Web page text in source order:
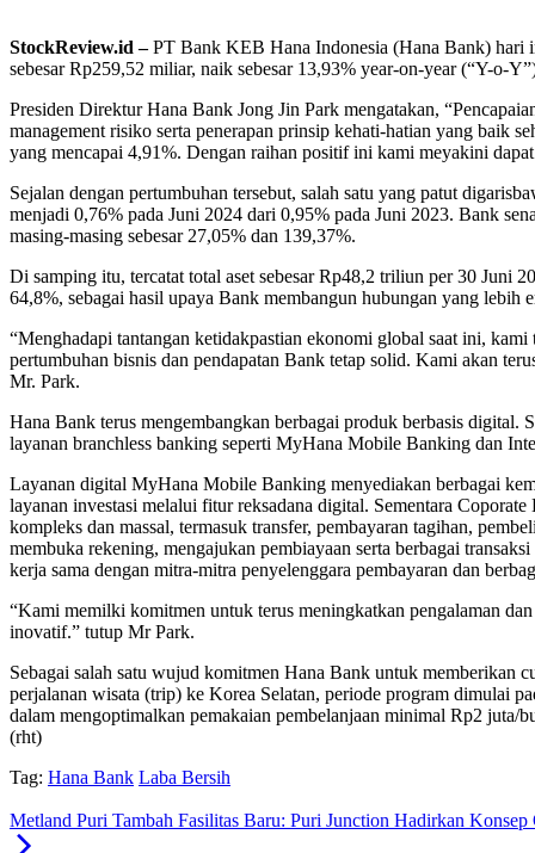
StockReview.id –PT Bank KEB Hana Indonesia (Hana Bank) hari
sebesar Rp259,52 miliar, naik sebesar 13,93% year-on-year (“Y-o-
Presiden Direktur Hana Bank Jong Jin Park mengatakan,
management risiko serta penerapan prinsip kehati-hatian yang baik
yang mencapai 4,91%. Dengan raihan positif ini kami meyakini
Sejalan dengan pertumbuhan tersebut, salah satu yang patut
menjadi 0,76% pada Juni 2024 dari 0,95% pada Juni 2023. Bank
masing-masing sebesar 27,05% dan 139,37%.
Di samping itu, tercatat total aset sebesar Rp48,2 triliun per 30
64,8%, sebagai hasil upaya Bank membangun hubungan yang lebih
“Menghadapi tantangan ketidakpastian ekonomi global saat ini,
pertumbuhan bisnis dan pendapatan Bank tetap solid. Kami akan
Mr. Park.
Hana Bank terus mengembangkan berbagai produk berbasis
layanan branchless banking seperti MyHana Mobile Banking dan
Layanan digital MyHana Mobile Banking menyediakan berbagai
layanan investasi melalui fitur reksadana digital. Sementara
kompleks dan massal, termasuk transfer, pembayaran tagihan,
membuka rekening, mengajukan pembiayaan serta berbagai
kerja sama dengan mitra-mitra penyelenggara pembayaran dan
“Kami memilki komitmen untuk terus meningkatkan pengalaman
inovatif.” tutup Mr Park.
Sebagai salah satu wujud komitmen Hana Bank untuk memberikan
perjalanan wisata (trip) ke Korea Selatan, periode program dimulai
dalam mengoptimalkan pemakaian pembelanjaan minimal Rp2 juta/
(rht)
Tag: Hana Bank Laba Bersih
Metland Puri Tambah Fasilitas Baru: Puri Junction Hadirkan Konsep